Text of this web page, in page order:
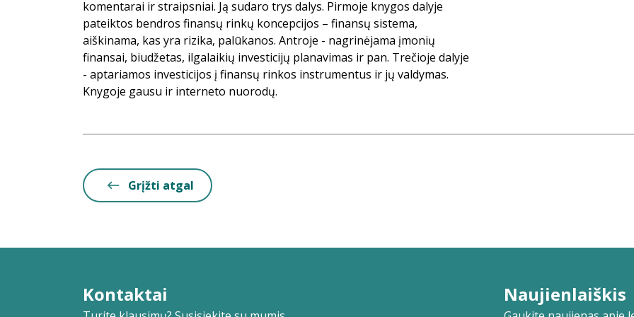
komentarai ir straipsniai. Ją sudaro trys dalys. Pirmoje knygos dalyje
pateiktos bendros finansų rinkų koncepcijos – finansų sistema,
aiškinama, kas yra rizika, palūkanos. Antroje - nagrinėjama įmonių
finansai, biudžetas, ilgalaikių investicijų planavimas ir pan. Trečioje dalyje
- aptariamos investicijos į finansų rinkos instrumentus ir jų valdymas.
Knygoje gausu ir interneto nuorodų.
Grįžti atgal
Kontaktai Naujienlaiškis